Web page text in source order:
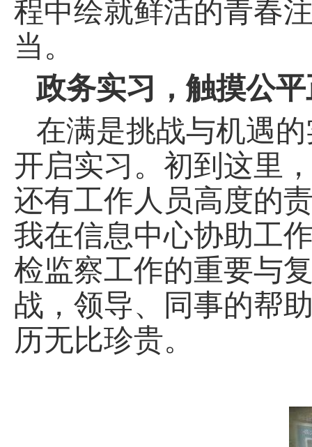
程中绘就鲜活的青春
当。
政务实习，触摸公
在满是挑战与机遇
开启实习。初到这里
还有工作人员高度的
我在信息中心协助工
检监察工作的重要与
战，领导、同事的帮
历无比珍贵。